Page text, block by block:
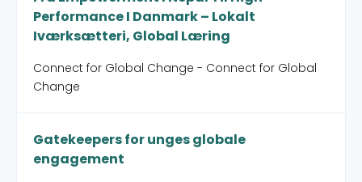
Performance I Danmark – Lokalt
Iværksætteri, Global Læring
Connect for Global Change - Connect for Global
Change
Gatekeepers for unges globale
engagement